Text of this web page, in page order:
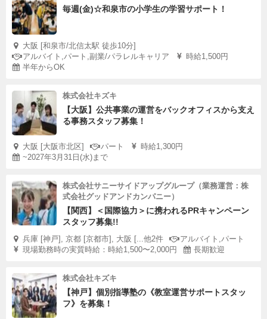
毎週(金)☆和泉市の小学生の学習サポート！
大阪 [和泉市/北信太駅 徒歩10分]
アルバイト,パート,副業/パラレルキャリア
時給1,500円
半年からOK
株式会社キズキ
【大阪】公共事業の運営をバックオフィスから支え
る事務スタッフ募集！
大阪 [大阪市北区] パート
時給1,300円
~2027年3月31日(水)まで
株式会社サニーサイドアップグループ（業務運営：株
式会社グッドアンドカンパニー）
【関西】＜国際協力＞に携われるPRキャンペーン
スタッフ募集!!
兵庫 [神戸], 京都 [京都市], 大阪 [...他2件
アルバイト,パート
現場勤務時の実質時給：時給1,500〜2,000円
長期歓迎
株式会社キズキ
【神戸】個別指導塾の《教室運営サポートスタッ
フ》を募集！